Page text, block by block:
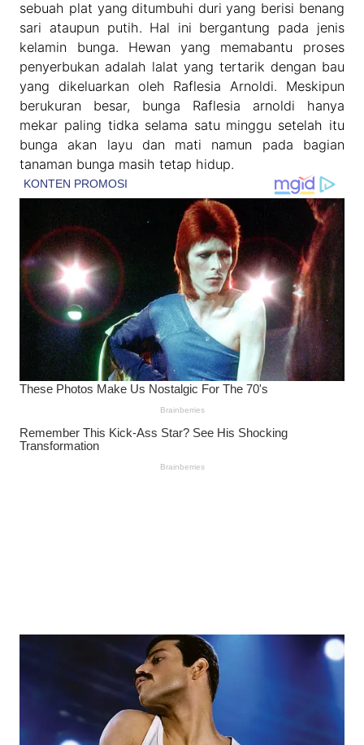
sebuah plat yang ditumbuhi duri yang berisi benang
sari ataupun putih. Hal ini bergantung pada jenis
kelamin bunga. Hewan yang memabantu proses
penyerbukan adalah lalat yang tertarik dengan bau
yang dikeluarkan oleh Raflesia Arnoldi. Meskipun
berukuran besar, bunga Raflesia arnoldi hanya
mekar paling tidka selama satu minggu setelah itu
bunga akan layu dan mati namun pada bagian
tanaman bunga masih tetap hidup.